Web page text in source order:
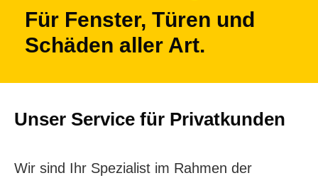
Für Fenster, Türen und
Schäden aller Art.
Unser Service für Privatkunden
Wir sind Ihr Spezialist im Rahmen der